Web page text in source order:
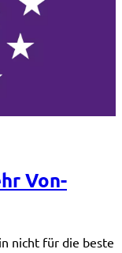
Von-
nicht für die beste